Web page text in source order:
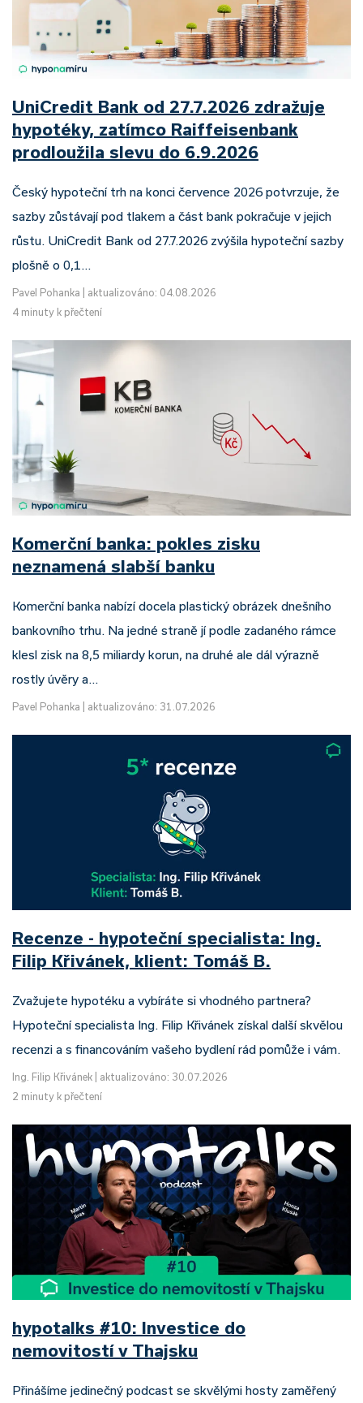
UniCredit Bank od 27.7.2026 zdražuje
hypotéky, zatímco Raiffeisenbank
prodloužila slevu do 6.9.2026
Český hypoteční trh na konci července 2026 potvrzuje, že
sazby zůstávají pod tlakem a část bank pokračuje v jejich
růstu. UniCredit Bank od 27.7.2026 zvýšila hypoteční sazby
plošně o 0,1…
Pavel Pohanka
aktualizováno: 04.08.2026
4 minuty k přečtení
Komerční banka: pokles zisku
neznamená slabší banku
Komerční banka nabízí docela plastický obrázek dnešního
bankovního trhu. Na jedné straně jí podle zadaného rámce
klesl zisk na 8,5 miliardy korun, na druhé ale dál výrazně
rostly úvěry a…
Pavel Pohanka aktualizováno: 31.07.2026
Recenze - hypoteční specialista: Ing.
Filip Křivánek, klient: Tomáš B.
Zvažujete hypotéku a vybíráte si vhodného partnera?
Hypoteční specialista Ing. Filip Křivánek získal další skvělou
recenzi a s financováním vašeho bydlení rád pomůže i vám.
Ing. Filip Křivánek
aktualizováno: 30.07.2026
2 minuty k přečtení
hypotalks #10: Investice do
nemovitostí v Thajsku
Přinášíme jedinečný podcast se skvělými hosty zaměřený